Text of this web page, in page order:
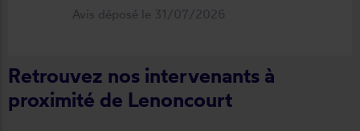
Avis déposé le 31/07/2026
Retrouvez nos intervenants à
proximité de Lenoncourt